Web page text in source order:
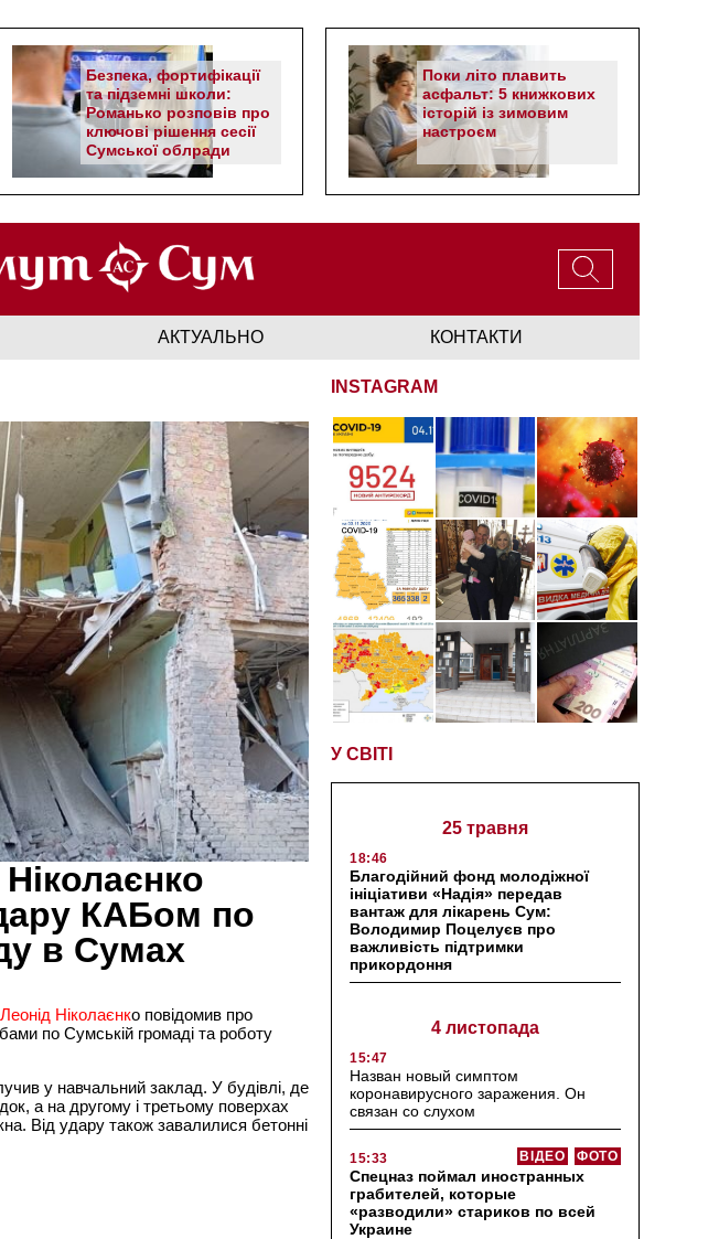
Безпека, фортифікації
та підземні школи:
Романько розповів про
ключові рішення сесії
Сумської облради
Поки літо плавить
асфальт: 5 книжкових
історій із зимовим
настроєм
АКТУАЛЬНО КОНТАКТИ
КАБом по
в Сумах
Леонід Ніколаєнко повідомив про
по Сумській громаді та роботу
у навчальний заклад. У будівлі, де
а на другому і третьому поверхах
Від удару також завалилися бетонні
INSTAGRAM
У СВІТІ
25 травня
18:46
Благодійний фонд молодіжної
ініціативи «Надія» передав
вантаж для лікарень Сум:
Володимир Поцелуєв про
важливість підтримки
прикордоння
4 листопада
15:47
Назван новый симптом
коронавирусного заражения. Он
связан со слухом
15:33 ФОТО
ВІДЕО
Спецназ поймал иностранных
грабителей, которые
«разводили» стариков по всей
Украине